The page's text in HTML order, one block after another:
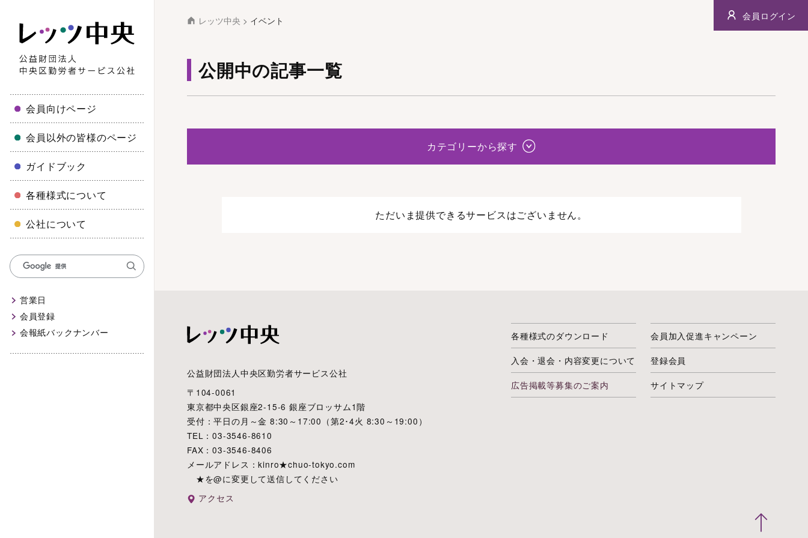
会員向けページ
会員以外の皆様のページ
ガイドブック
各種様式について
公社について
営業日
会員登録
会報紙バックナンバー
会員ログイン
レッツ中央 > イベント
公開中の記事一覧
カテゴリーから探す
ただいま提供できるサービスはございません。
公益財団法人中央区勤労者サービス公社
〒104-0061
東京都中央区銀座2-15-6 銀座ブロッサム1階
受付：平日の月～金 8:30～17:00（第2･4火 8:30～19:00）
TEL：03-3546-8610
FAX：03-3546-8406
メールアドレス：kinro★chuo-tokyo.com
★を@に変更して送信してください
アクセス
各種様式のダウンロード
入会・退会・内容変更について
広告掲載等募集のご案内
会員加入促進キャンペーン
登録会員
サイトマップ